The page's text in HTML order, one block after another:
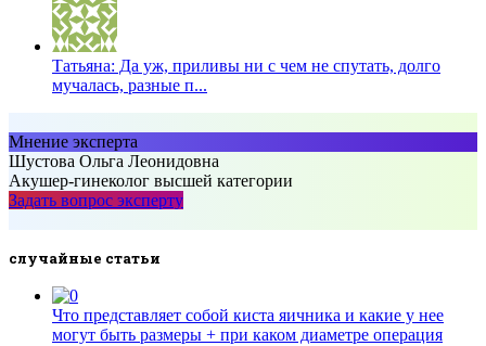
Татьяна: Да уж, приливы ни с чем не спутать, долго
мучалась, разные п...
Мнение эксперта
Шустова Ольга Леонидовна
Акушер-гинеколог высшей категории
Задать вопрос эксперту
случайные статьи
Что представляет собой киста яичника и какие у нее
могут быть размеры + при каком диаметре операция